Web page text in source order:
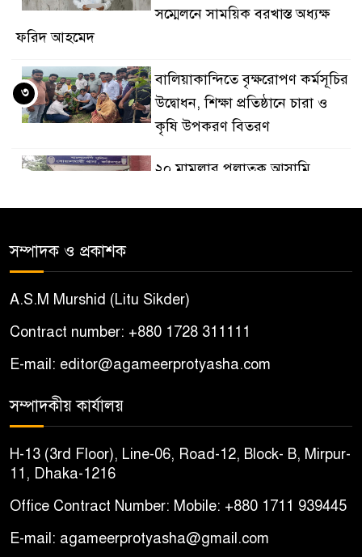
সম্মেলনে সাময়িক বরখাস্ত অধ্যক্ষ
ফরিদ আহমেদ
বালিয়াকান্দিতে বৃক্ষরোপণ কর্মসূচির
উদ্বোধন, শিক্ষা প্রতিষ্ঠানে চারা ও
কৃষি উপকরণ বিতরণ
৩
২০ মামলার পলাতক আসামি
পরিবার
৫
চাল জব্দের ঘটনায় ষড়যন্ত্রের
৬
পরীক্ষা
৭
বোয়ালমারীতে সাবেক কাউন্সিলরের
বাড়ি থেকে ইমাম-মুয়াজ্জিনদের
সম্পাদক ও প্রকাশক
A.S.M Murshid (Litu Sikder)
Contract number: +880 1728 311111
E-mail: editor@agameerprotyasha.com
সম্পাদকীয় কার্যালয়
H-13 (3rd Floor), Line-06, Road-12, Block- B, Mirpur-
11, Dhaka-1216
Office Contract Number: Mobile: +880 1711 939445
E-mail: agameerprotyasha@gmail.com